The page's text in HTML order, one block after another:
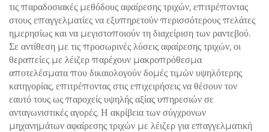
τις παραδοσιακές μεθόδους αφαίρεσης τριχών, επιτρέποντας
στους επαγγελματίες να εξυπηρετούν περισσότερους πελάτες
ημερησίως και να μεγιστοποιούν τη διαχείριση των ραντεβού.
Σε αντίθεση με τις προσωρινές λύσεις αφαίρεσης τριχών, οι
θεραπείες με λέιζερ παρέχουν μακροπρόθεσμα
αποτελέσματα που δικαιολογούν δομές τιμών υψηλότερης
κατηγορίας, επιτρέποντας στις επιχειρήσεις να θέσουν τον
εαυτό τους ως παροχείς υψηλής αξίας υπηρεσιών σε
ανταγωνιστικές αγορές. Η ακρίβεια των σύγχρονων
μηχανημάτων αφαίρεσης τριχών με λέιζερ για επαγγελματική